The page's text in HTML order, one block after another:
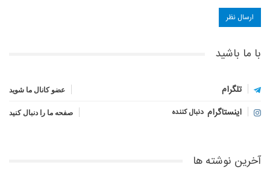
با ما باشید
تلگرام عضو کانال ما شوید
اینستاگرام دنبال کننده صفحه ما را دنبال کنید
آخرین نوشته ها